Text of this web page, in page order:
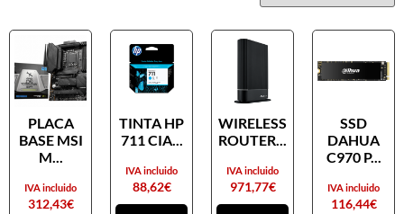
PLACA
BASE MSI
M...
312,43€
IVA incluido
TINTA HP
711 CIA...
88,62€
IVA incluido
WIRELESS
ROUTER...
971,77€
IVA incluido
SSD
DAHUA
C970 P...
116,44€
IVA incluido